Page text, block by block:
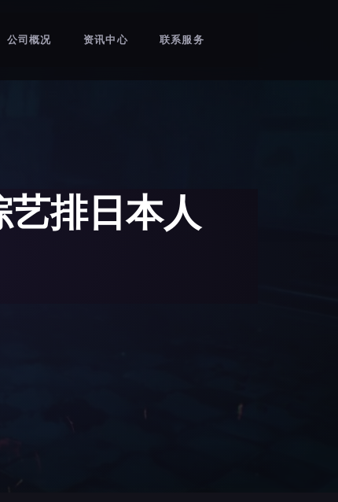
公司概况 资讯中心 联系服务
排日本人